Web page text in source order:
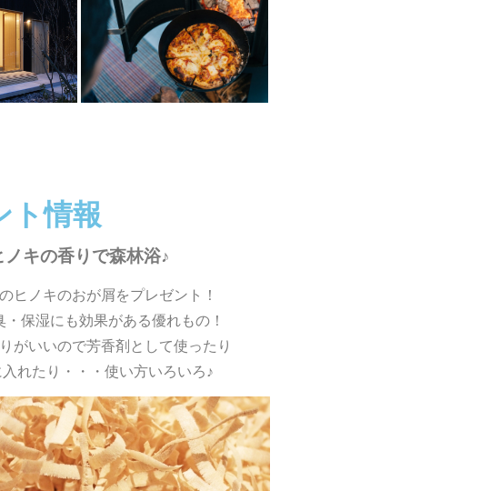
ト情報
ノキの香りで森林浴♪
ヒノキのおが屑をプレゼント！
・保湿にも効果がある優れもの！
がいいので芳香剤として使ったり
れたり・・・使い方いろいろ♪